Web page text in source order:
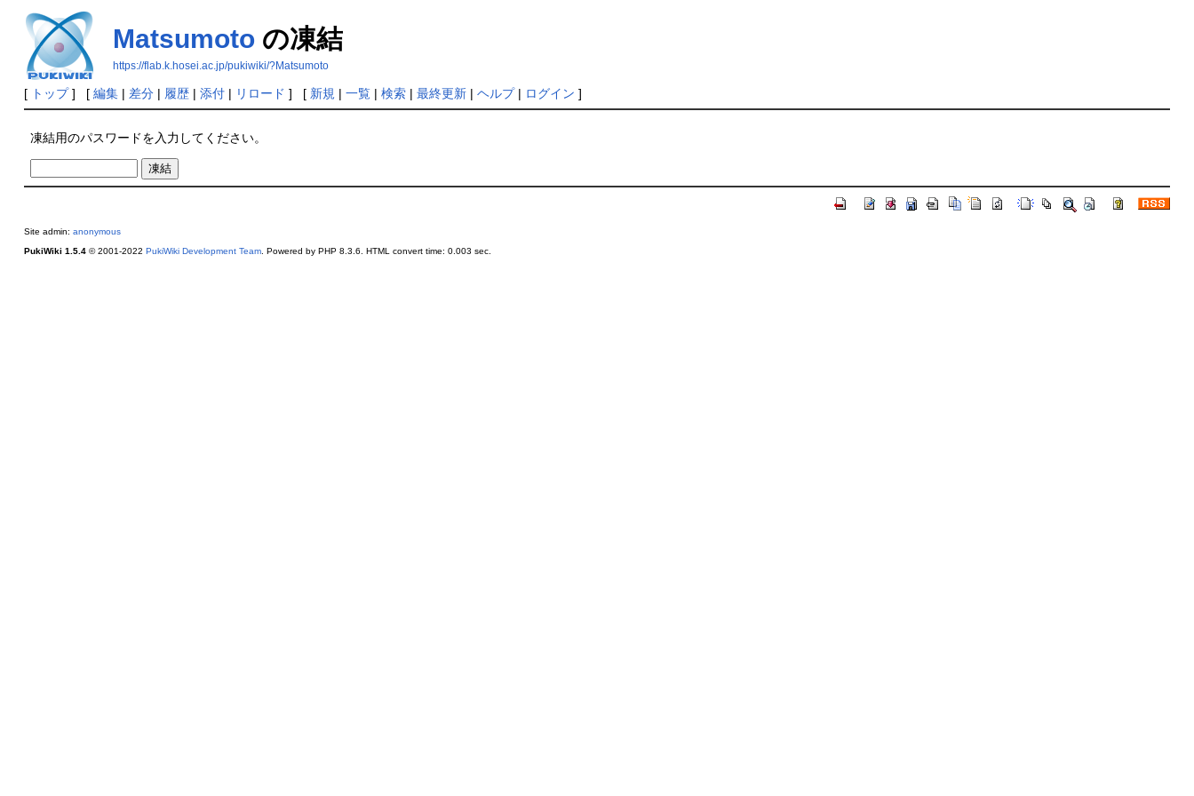
Matsumotoの凍結
https://flab.k.hosei.ac.jp/pukiwiki/?Matsumoto
[ トップ] [ 編集| 差分| 履歴| 添付| リロード ] [ 新規 | 一覧| 検索| 最終更新| ヘルプ| ログイン ]
凍結用のパスワードを入力してください。
Site admin: anonymous
PukiWiki 1.5.4© 2001-2022 PukiWiki Development Team. Powered by PHP 8.3.6. HTML convert time: 0.003 sec.